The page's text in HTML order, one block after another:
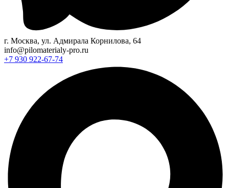
г. Москва, ул. Адмирала Корнилова, 64
info@pilomaterialy-pro.ru
+7 930 922-67-74